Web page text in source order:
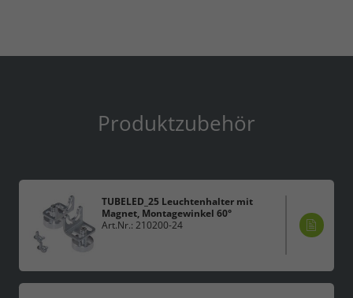
Produktzubehör
TUBELED_25 Leuchtenhalter mit
Magnet, Montagewinkel 60°
Art.Nr.: 210200-24